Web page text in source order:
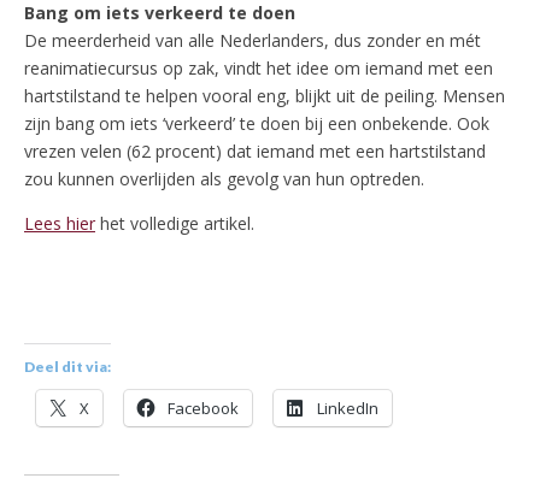
Bang om iets verkeerd te doen
De meerderheid van alle Nederlanders, dus zonder en mét
reanimatiecursus op zak, vindt het idee om iemand met een
hartstilstand te helpen vooral eng, blijkt uit de peiling. Mensen
zijn bang om iets ‘verkeerd’ te doen bij een onbekende. Ook
vrezen velen (62 procent) dat iemand met een hartstilstand
zou kunnen overlijden als gevolg van hun optreden.
Lees hier het volledige artikel.
Deel dit via:
X Facebook LinkedIn